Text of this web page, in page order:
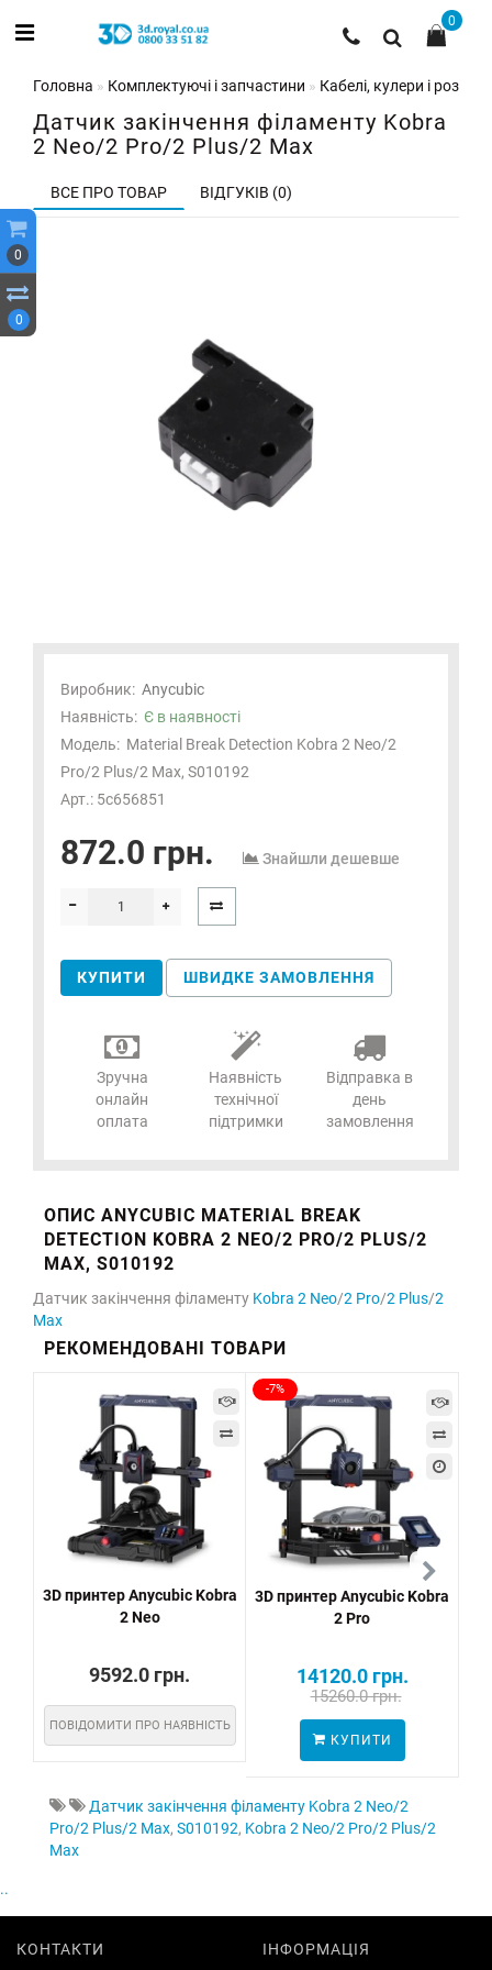
0
0
0
Головна Комплектуючі і запчастини Кабелі, кулери і роз'єми
Датчик закінчення філаменту Kobra
2 Neo/2 Pro/2 Plus/2 Max
ВСЕ ПРО ТОВАР ВІДГУКІВ (0)
Виробник: Anycubic
Наявність: Є в наявності
Модель: Material Break Detection Kobra 2 Neo/2
Pro/2 Plus/2 Max, S010192
Арт.: 5c656851
872.0 грн. Знайшли дешевше
КУПИТИ ШВИДКЕ ЗАМОВЛЕННЯ
Зручна
онлайн
оплата
Наявність
технічної
підтримки
Відправка в
день
замовлення
ОПИС ANYCUBIC MATERIAL BREAK
DETECTION KOBRA 2 NEO/2 PRO/2 PLUS/2
MAX, S010192
Датчик закінчення філаменту Kobra 2 Neo/2 Pro/2 Plus/2
Max
РЕКОМЕНДОВАНІ ТОВАРИ
3D принтер Anycubic Kobra
2 Neo
9592.0 грн.
ПОВІДОМИТИ ПРО НАЯВНІСТЬ
-7%
3D принтер Anycubic Kobra
2 Pro
14120.0 грн.
15260.0 грн.
КУПИТИ
Датчик закінчення філаменту Kobra 2 Neo/2
Pro/2 Plus/2 Max, S010192, Kobra 2 Neo/2 Pro/2 Plus/2
Max
..
КОНТАКТИ ІНФОРМАЦІЯ